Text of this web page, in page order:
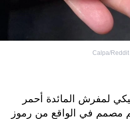
Calpa/Reddit
لمفرش المائدة أحمر
مصمم في الواقع من رموز